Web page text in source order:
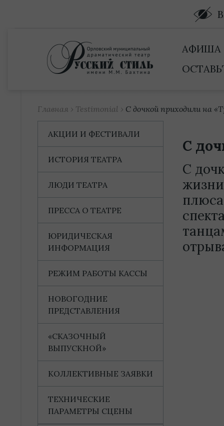
АФИША
Главная › Testimonial › С дочкой приходили на
С
С
жизни
АКЦИИ И ФЕСТИВАЛИ
ИСТОРИЯ ТЕАТРА
ЛЮДИ ТЕАТРА
ПРЕССА О ТЕАТРЕ
ЮРИДИЧЕСКАЯ
ИНФОРМАЦИЯ
РЕЖИМ РАБОТЫ КАССЫ
НОВОГОДНИЕ
ПРЕДСТАВЛЕНИЯ
«СКАЗОЧНЫЙ
ВЫПУСКНОЙ»
КОЛЛЕКТИВНЫЕ ЗАЯВКИ
ТЕХНИЧЕСКИЕ
ПАРАМЕТРЫ СЦЕНЫ